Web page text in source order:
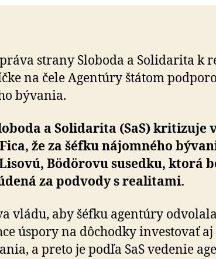
aby
bývania
strany Sloboda a Solidarita k
na čele Agentúry štátom
bývania.
a Solidarita (SaS) kritizuje
že za šéfku nájomného
Bödörovu susedku, ktorá
za podvody s realitami.
vládu, aby šéfku agentúry
úspory na dôchodky investovať
a preto je podľa SaS vedenie